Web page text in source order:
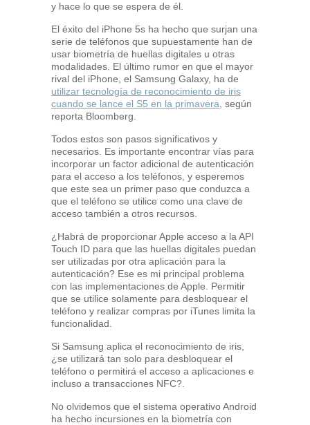
y hace lo que se espera de él.
El éxito del iPhone 5s ha hecho que surjan una
serie de teléfonos que supuestamente han de
usar biometría de huellas digitales u otras
modalidades. El último rumor en que el mayor
rival del iPhone, el Samsung Galaxy, ha de
utilizar tecnología de reconocimiento de iris
cuando se lance el S5 en la primavera , según
reporta Bloomberg.
Todos estos son pasos significativos y
necesarios. Es importante encontrar vías para
incorporar un factor adicional de autenticación
para el acceso a los teléfonos, y esperemos
que este sea un primer paso que conduzca a
que el teléfono se utilice como una clave de
acceso también a otros recursos.
¿Habrá de proporcionar Apple acceso a la API
Touch ID para que las huellas digitales puedan
ser utilizadas por otra aplicación para la
autenticación? Ese es mi principal problema
con las implementaciones de Apple. Permitir
que se utilice solamente para desbloquear el
teléfono y realizar compras por iTunes limita la
funcionalidad.
Si Samsung aplica el reconocimiento de iris,
¿se utilizará tan solo para desbloquear el
teléfono o permitirá el acceso a aplicaciones e
incluso a transacciones NFC?.
No olvidemos que el sistema operativo Android
ha hecho incursiones en la biometría con